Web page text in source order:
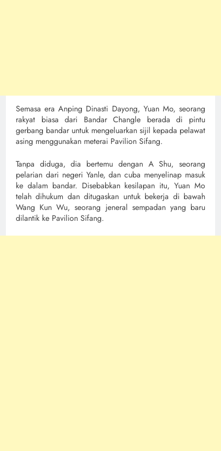
Semasa era Anping Dinasti Dayong, Yuan Mo, seorang
rakyat biasa dari Bandar Changle berada di pintu
gerbang bandar untuk mengeluarkan sijil kepada pelawat
asing menggunakan meterai Pavilion Sifang.
Tanpa diduga, dia bertemu dengan A Shu, seorang
pelarian dari negeri Yanle, dan cuba menyelinap masuk
ke dalam bandar. Disebabkan kesilapan itu, Yuan Mo
telah dihukum dan ditugaskan untuk bekerja di bawah
Wang Kun Wu, seorang jeneral sempadan yang baru
dilantik ke Pavilion Sifang.